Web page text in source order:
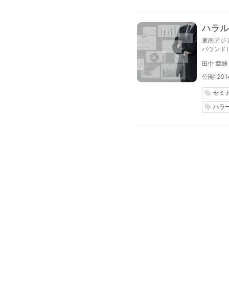
ハラ
東南アジ
バウンド
ート」を
田中 章雄
公開:
local_offer セミ
local_offer ハラ